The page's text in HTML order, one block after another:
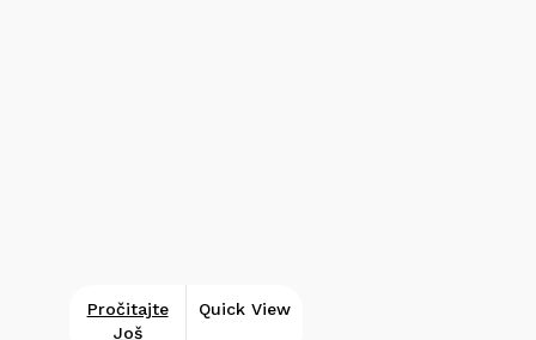
Pročitajte
Još
Quick View